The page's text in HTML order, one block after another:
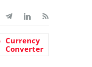
Currency
Converter